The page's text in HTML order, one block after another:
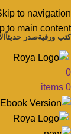
to navigation
to main content
كتب ورقيةصدر حديثاً
0
0
items